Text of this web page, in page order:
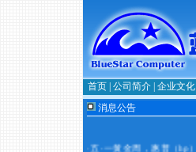
首页 公司简介 企业文化
消息公告
五·一黄金周，惠普（hp）